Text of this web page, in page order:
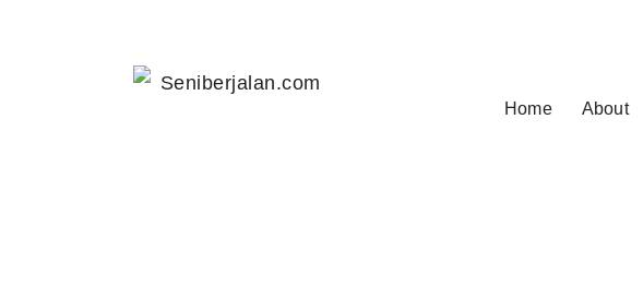
Home About